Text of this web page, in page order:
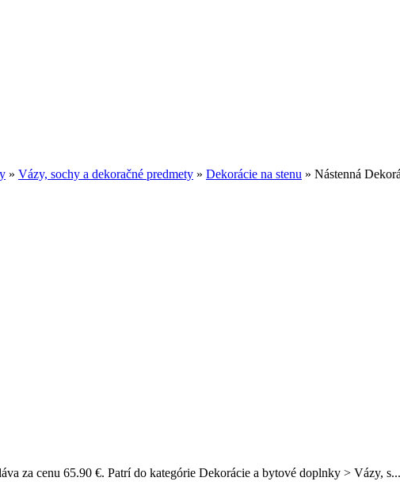
» Vázy, sochy a dekoračné predmety » Dekorácie na stenu » Nástenná
za cenu 65.90 €. Patrí do kategórie Dekorácie a bytové doplnky > Vázy, s...